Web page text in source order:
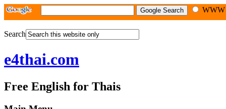
WWW
Search
e4thai.com
Free English for Thais